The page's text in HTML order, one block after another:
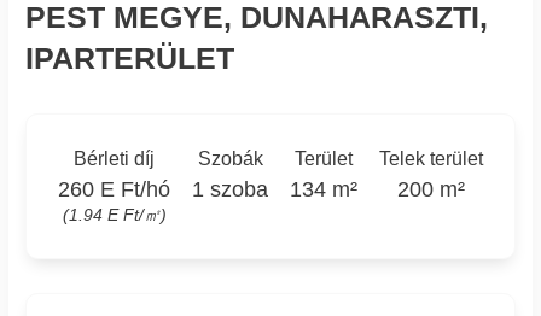
PEST MEGYE, DUNAHARASZTI,
IPARTERÜLET
Bérleti díj
260 E Ft/hó
(1.94 E Ft/㎡)
Szobák
1 szoba
Terület
134 m²
Telek terület
200 m²